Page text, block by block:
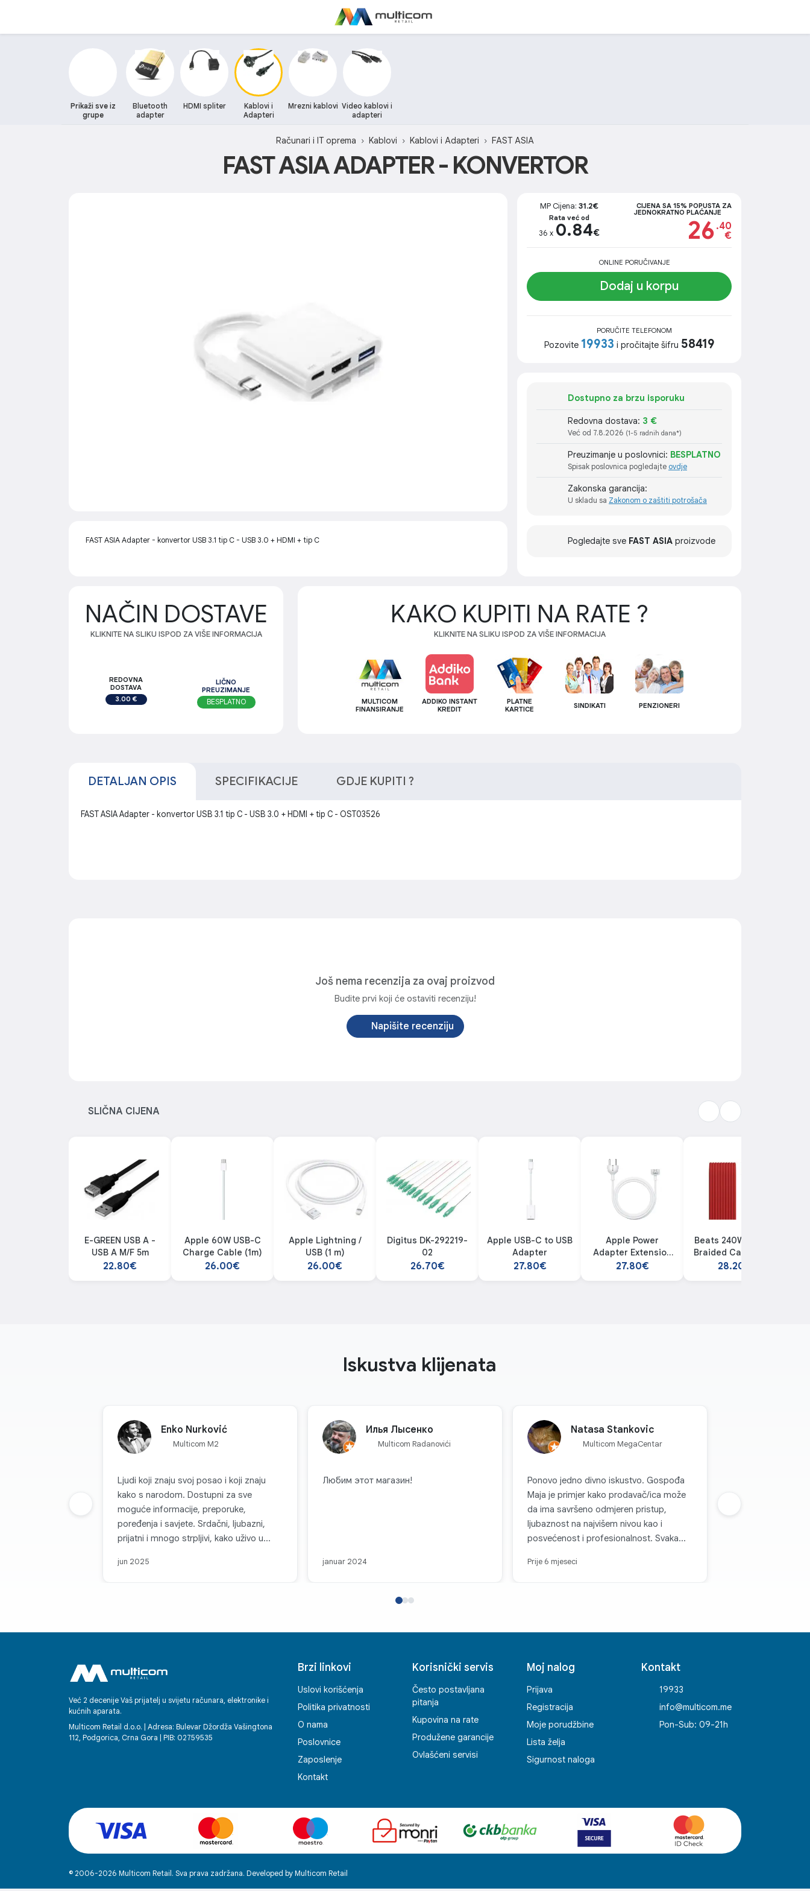
Prikaži sve iz
grupe
Bluetooth
adapter
HDMI spliter
Kablovi i
Adapteri
Mrezni kablovi Video kablovi i
adapteri
Računari i IT oprema Kablovi Kablovi i Adapteri FAST ASIA
FAST ASIA ADAPTER - KONVERTOR
FAST ASIA Adapter - konvertor USB 3.1 tip C - USB 3.0 + HDMI + tip C
MP Cijena:31.2€
Rata već od
36 x 0.84€
CIJENA SA 15% POPUSTA ZA
JEDNOKRATNO PLAĆANJE
26 .40
€
ONLINE PORUČIVANJE
Dodaj u korpu
PORUČITE TELEFONOM
Pozovite 19933 i pročitajte šifru 58419
Dostupno za brzu isporuku
Redovna dostava: 3 €
Već od 7.8.2026 (1-5 radnih dana*)
Preuzimanje u poslovnici: BESPLATNO
Spisak poslovnica pogledajte ovdje
Zakonska garancija:
U skladu sa Zakonom o zaštiti potrošača
Pogledajte sve FAST ASIA proizvode
NAČIN DOSTAVE
KLIKNITE NA SLIKU ISPOD ZA VIŠE INFORMACIJA
REDOVNA
DOSTAVA
3.00 €
LIČNO
PREUZIMANJE
BESPLATNO
KAKO KUPITI NA RATE ?
KLIKNITE NA SLIKU ISPOD ZA VIŠE INFORMACIJA
MULTICOM
FINANSIRANJE
ADDIKO INSTANT
KREDIT
PLATNE
KARTICE
SINDIKATI PENZIONERI
DETALJAN OPIS SPECIFIKACIJE GDJE KUPITI ?
FAST ASIA Adapter - konvertor USB 3.1 tip C - USB 3.0 + HDMI + tip C - OST03526
Još nema recenzija za ovaj proizvod
Budite prvi koji će ostaviti recenziju!
Napišite recenziju
SLIČNA CIJENA
E-GREEN USB A -
USB A M/F 5m
22.80€
Apple 60W USB-C
Charge Cable (1m)
26.00€
Apple Lightning /
USB (1 m)
26.00€
Digitus DK-292219-
02
26.70€
Apple USB-C to USB
Adapter
27.80€
Apple Power
Adapter Extension
Cable
27.80€
Beats 240W USB-C
Braided Cable 3m -
Rapid Red
28.20€
Iskustva klijenata
Enko Nurković
Multicom M2
Ljudi koji znaju svoj posao i koji znaju
kako s narodom. Dostupni za sve
moguće informacije, preporuke,
poređenja i savjete. Srdačni, ljubazni,
prijatni i mnogo strpljivi, kako uživo u
komunikacije. Svaka topla preporuka za
povjerenja kod kupaca koji stvaraju već
pri prvom kontaktu. Bilo da se radi o
podršci, savjetovanju ili tehničkoj
pomoći, radnici Multicoma ostavljaju
dojam partnera na kojega se možete
osloniti. Svako dobro! Enko
jun 2025
Илья Лысенко
Multicom Radanovići
Любим этот магазин!
januar 2024
Natasa Stankovic
Multicom MegaCentar
Ponovo jedno divno iskustvo. Gospođa
Maja je primjer kako prodavač/ica može
da ima savršeno odmjeren pristup,
ljubaznost na najvišem nivou kao i
posvećenost i profesionalnost. Svaka
Prije 6 mjeseci
Prethodna grupa
Već 2 decenije Vaš prijatelj u svijetu računara, elektronike i
kućnih aparata.
Multicom Retail d.o.o. | Adresa: Bulevar Džordža Vašingtona
112, Podgorica, Crna Gora | PIB: 02759535
Brzi linkovi
Uslovi korišćenja
Politika privatnosti
O nama
Poslovnice
Zaposlenje
Kontakt
Korisnički servis
Često postavljana
pitanja
Kupovina na rate
Produžene garancije
Ovlašćeni servisi
Moj nalog
Prijava
Registracija
Moje porudžbine
Lista želja
Sigurnost naloga
Kontakt
19933
info@multicom.me
Pon-Sub: 09-21h
© 2006-2026 Multicom Retail. Sva prava zadržana. Developed by Multicom Retail